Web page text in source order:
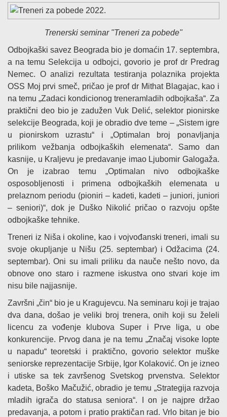
Trenerski seminar "Treneri za pobede"
Odbojkaški savez Beograda bio je domaćin 17. septembra,
a na temu Selekcija u odbojci, govorio je prof dr Predrag
Nemec. O analizi rezultata testiranja polaznika projekta
OSS Moj prvi smeč, pričao je prof dr Mithat Blagajac, kao i
na temu „Zadaci kondicionog treneramladih odbojkaša“. Za
praktični deo bio je zadužen Vuk Delić, selektor pionirske
selekcije Beograda, koji je obradio dve teme – „Sistem igre
u pionirskom uzrastu“ i „Optimalan broj ponavljanja
prilikom vežbanja odbojkaških elemenata“. Samo dan
kasnije, u Kraljevu je predavanje imao Ljubomir Galogaža.
On je izabrao temu „Optimalan nivo odbojkaške
osposobljenosti i primena odbojkaških elemenata u
prelaznom periodu (pioniri – kadeti, kadeti – juniori, juniori
– seniori)“, dok je Duško Nikolić pričao o razvoju opšte
odbojkaške tehnike.
Treneri iz Niša i okoline, kao i vojvođanski treneri, imali su
svoje okupljanje u Nišu (25. septembar) i Odžacima (24.
septembar). Oni su imali priliku da nauče nešto novo, da
obnove ono staro i razmene iskustva ono stvari koje im
nisu bile najjasnije.
Završni „čin“ bio je u Kragujevcu. Na seminaru koji je trajao
dva dana, došao je veliki broj trenera, onih koji su želeli
licencu za vođenje klubova Super i Prve liga, u obe
konkurencije. Prvog dana je na temu „Značaj visoke lopte
u napadu“ teoretski i praktično, govorio selektor muške
seniorske reprezentacije Srbije, Igor Kolaković. On je izneo
i utiske sa tek završenog Svetskog prvenstva. Selektor
kadeta, Boško Mačužić, obradio je temu „Strategija razvoja
mladih igrača do statusa seniora“. I on je najpre držao
predavanja, a potom i pratio praktičan rad. Vrlo bitan je bio